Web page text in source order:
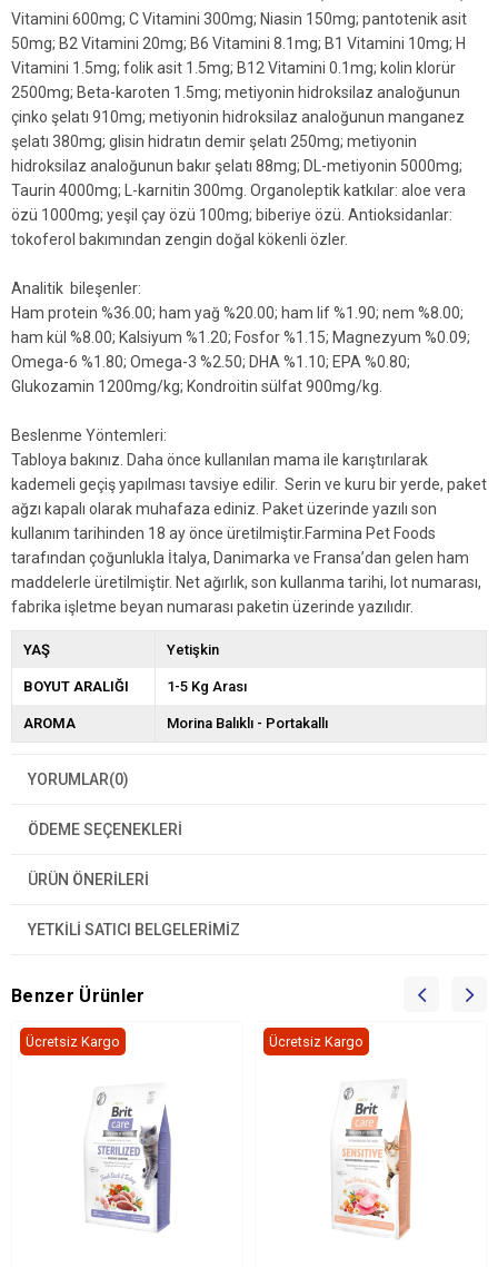
Vitamini 600mg; C Vitamini 300mg; Niasin 150mg; pantotenik asit
50mg; B2 Vitamini 20mg; B6 Vitamini 8.1mg; B1 Vitamini 10mg; H
Vitamini 1.5mg; folik asit 1.5mg; B12 Vitamini 0.1mg; kolin klorür
2500mg; Beta-karoten 1.5mg; metiyonin hidroksilaz analoğunun
çinko şelatı 910mg; metiyonin hidroksilaz analoğunun manganez
şelatı 380mg; glisin hidratın demir şelatı 250mg; metiyonin
hidroksilaz analoğunun bakır şelatı 88mg; DL-metiyonin 5000mg;
Taurin 4000mg; L-karnitin 300mg. Organoleptik katkılar: aloe vera
özü 1000mg; yeşil çay özü 100mg; biberiye özü. Antioksidanlar:
tokoferol bakımından zengin doğal kökenli özler.
Analitik bileşenler:
Ham protein %36.00; ham yağ %20.00; ham lif %1.90; nem %8.00;
ham kül %8.00; Kalsiyum %1.20; Fosfor %1.15; Magnezyum %0.09;
Omega-6 %1.80; Omega-3 %2.50; DHA %1.10; EPA %0.80;
Glukozamin 1200mg/kg; Kondroitin sülfat 900mg/kg.
Beslenme Yöntemleri:
Tabloya bakınız. Daha önce kullanılan mama ile karıştırılarak
kademeli geçiş yapılması tavsiye edilir. Serin ve kuru bir yerde, paket
ağzı kapalı olarak muhafaza ediniz. Paket üzerinde yazılı son
kullanım tarihinden 18 ay önce üretilmiştir.Farmina Pet Foods
tarafından çoğunlukla İtalya, Danimarka ve Fransa’dan gelen ham
maddelerle üretilmiştir. Net ağırlık, son kullanma tarihi, lot numarası,
fabrika işletme beyan numarası paketin üzerinde yazılıdır.
YAŞ Yetişkin
BOYUT ARALIĞI 1-5 Kg Arası
AROMA Morina Balıklı - Portakallı
YORUMLAR(0)
ÖDEME SEÇENEKLERI
ÜRÜN ÖNERILERI
YETKİLİ SATICI BELGELERİMİZ
Benzer Ürünler
Ücretsiz Kargo Ücretsiz Kargo